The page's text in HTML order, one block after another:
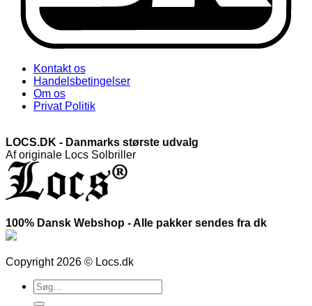
Kontakt os
Handelsbetingelser
Om os
Privat Politik
LOCS.DK - Danmarks største udvalg
Af originale Locs Solbriller
100% Dansk Webshop - Alle pakker sendes fra dk
Copyright 2026 © Locs.dk
Søg
efter: